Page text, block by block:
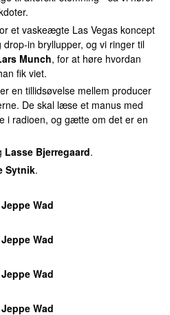
et vaskeægte Las Vegas koncept
in bryllupper, og vi ringer til
Munch, for at høre hvordan
fik viet.
en tillidsøvelse mellem producer
De skal læse et manus med
i radioen, og gætte om det er en
Lasse Bjerregaard.
Sytnik.
Wad
Wad
Wad
Wad